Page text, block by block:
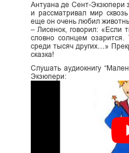
Антуана де Сент-Экзюпери
и рассматривал мир
еще он очень любил
– Лисенок, говорил: «Если
словно солнцем
среди тысяч других…»
сказка!
Слушать аудиокнигу
Экзюпери: